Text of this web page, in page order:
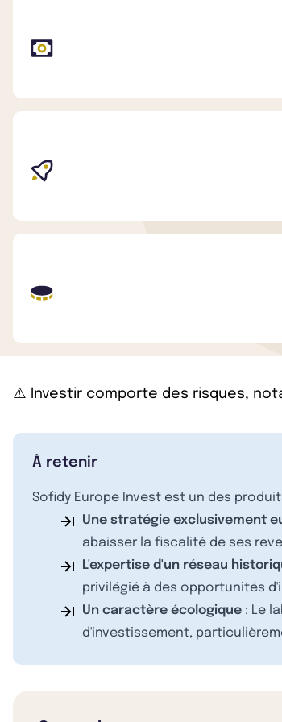
⚠️ Investir comporte des risques,
À retenir
Sofidy Europe Invest est un des
Une stratégie exclusivement
abaisser la fiscalité de ses
L'expertise d'un réseau
privilégié à des opportunités
Un caractère écologique : Le
d'investissement,